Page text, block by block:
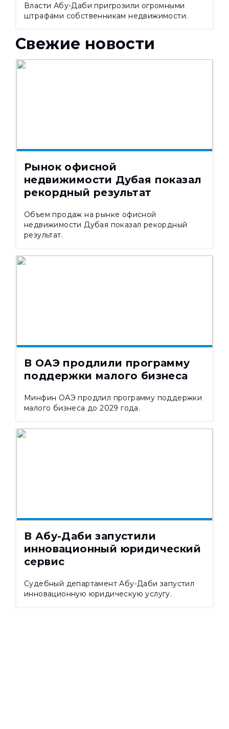
Власти Абу-Даби пригрозили огромными
штрафами собственникам недвижимости.
Свежие новости
Рынок офисной
недвижимости Дубая показал
рекордный результат
Объем продаж на рынке офисной
недвижимости Дубая показал рекордный
результат.
В ОАЭ продлили программу
поддержки малого бизнеса
Минфин ОАЭ продлил программу поддержки
малого бизнеса до 2029 года.
В Абу-Даби запустили
инновационный юридический
сервис
Судебный департамент Абу-Даби запустил
инновационную юридическую услугу.